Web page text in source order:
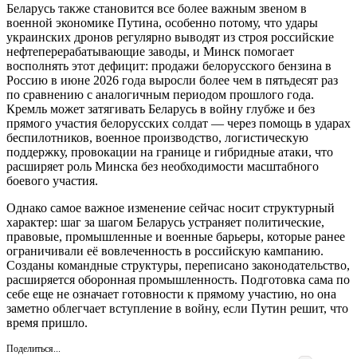
Беларусь также становится все более важным звеном в
военной экономике Путина, особенно потому, что удары
украинских дронов регулярно выводят из строя российские
нефтеперерабатывающие заводы, и Минск помогает
восполнять этот дефицит: продажи белорусского бензина в
Россию в июне 2026 года выросли более чем в пятьдесят раз
по сравнению с аналогичным периодом прошлого года.
Кремль может затягивать Беларусь в войну глубже и без
прямого участия белорусских солдат — через помощь в ударах
беспилотников, военное производство, логистическую
поддержку, провокации на границе и гибридные атаки, что
расширяет роль Минска без необходимости масштабного
боевого участия.
Однако самое важное изменение сейчас носит структурный
характер: шаг за шагом Беларусь устраняет политические,
правовые, промышленные и военные барьеры, которые ранее
ограничивали её вовлеченность в российскую кампанию.
Созданы командные структуры, переписано законодательство,
расширяется оборонная промышленность. Подготовка сама по
себе еще не означает готовности к прямому участию, но она
заметно облегчает вступление в войну, если Путин решит, что
время пришло.
Поделиться...